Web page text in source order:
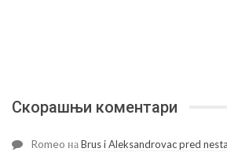
Скорашњи коментари
Romeo наBrus i Aleksandrovac pred